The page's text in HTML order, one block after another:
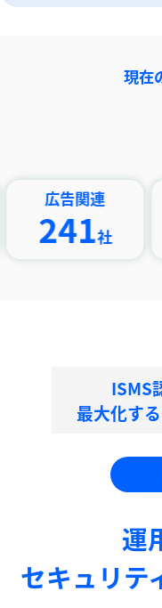
現在
社
商社/
ISMS
最大化す
運
セキュリテ